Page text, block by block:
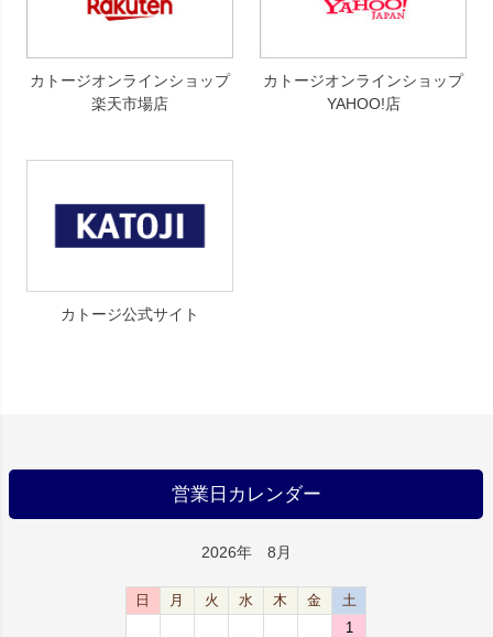
カトージオンラインショップ
楽天市場店
カトージオンラインショップ
YAHOO!店
カトージ公式サイト
営業日カレンダー
2026年 8月
日 月 火 水 木 金
土
1